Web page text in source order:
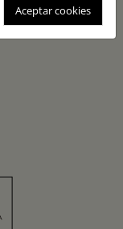
Aceptar cookies